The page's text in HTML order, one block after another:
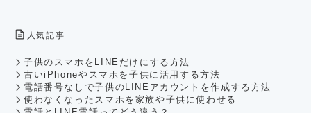
人気記事
子供のスマホをLINEだけにする方法
古いiPhoneやスマホを子供に活用する方法
電話番号なしで子供のLINEアカウントを作成する方法
使わなくなったスマホを家族や子供に使わせる